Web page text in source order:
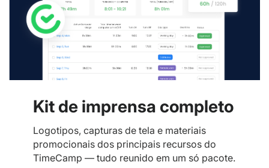
Kit de imprensa completo
Logotipos, capturas de tela e materiais
promocionais dos principais recursos do
TimeCamp — tudo reunido em um só pacote.